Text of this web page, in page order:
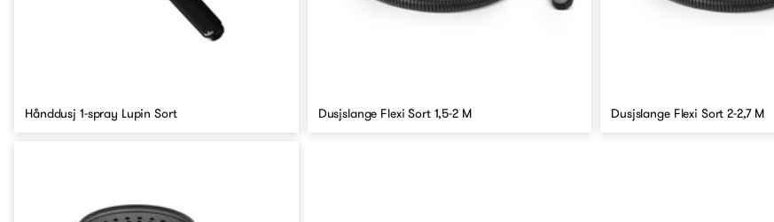
Hånddusj 1-spray Lupin Sort Dusjslange Flexi Sort 1,5-2 M Dusjslange Flexi Sort 2-2,7 M